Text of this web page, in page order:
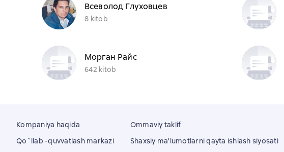
Всеволод Глуховцев
8 kitob
Морган Райс
642 kitob
Kompaniya haqida
Qo`llab -quvvatlash markazi
Ommaviy taklif
Shaxsiy ma'lumotlarni qayta ishlash siyosati